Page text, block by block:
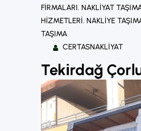
FIRMALARI, NAKLIYAT
HIZMETLERI, NAKLIYE
TAŞIMA
CERTASNAKLIYAT
Tekіrdağ